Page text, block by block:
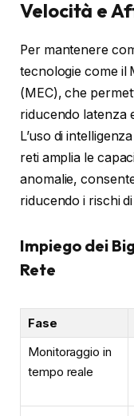
Velocità e
Per mantenere
tecnologie come il
(MEC), che
riducendo latenza
L’uso di
reti amplia le
anomalie,
riducendo i rischi
Impiego dei
Rete
Fase
Monitoraggio in
tempo reale